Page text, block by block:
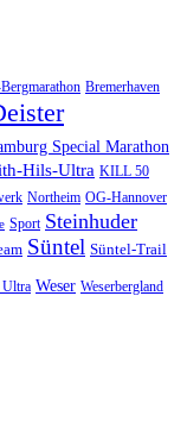
Bremerhaven
Special Marathon
Hils-Ultra KILL 50
Northeim OG-Hannover
Sport Steinhuder
Süntel Süntel-Trail
Ultra Weser Weserbergland